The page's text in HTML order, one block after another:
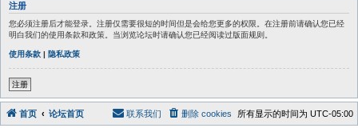
注册
您必须注册后才能登录。注册仅需要很短的时间但是会给您更多的权限。在注册前请确认您已经
明白我们的使用条款和政策。当浏览论坛时请确认您已经阅读过版面规则。
使用条款 | 隐私政策
注册
首页 论坛首页 所有显示的时间为 UTC-05:00
删除 cookies
联系我们